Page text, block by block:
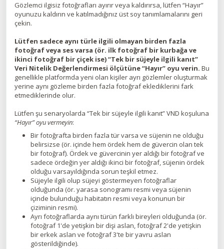
Gözlemci ilgisiz fotoğrafları ayırır veya kaldırırsa, lütfen “Hayır”
oyunuzu kaldırın ve katılmadığınız üst soy tanımlamalarını geri
çekin.
Lütfen sadece aynı türle ilgili olmayan birden fazla
fotoğraf veya ses varsa (ör. ilk fotoğraf bir kurbağa ve
ikinci fotoğraf bir çiçek ise) “Tek bir süjeyle ilgili kanıt”
Veri Nitelik Değerlendirmesi ölçütüne “Hayır” oyu verin. Bu
genellikle platformda yeni olan kişiler ayrı gözlemler oluşturmak
yerine aynı gözleme birden fazla fotoğraf eklediklerini fark
etmediklerinde olur.
Lütfen şu senaryolarda “Tek bir süjeyle ilgili kanıt” VND koşuluna
“Hayır” oyu vermeyin:
Bir fotoğrafta birden fazla tür varsa ve süjenin ne olduğu
belirsizse (ör. içinde hem ördek hem de güvercin olan tek
bir fotoğraf). Ördek ve güvercinin yer aldığı bir fotoğraf ve
sadece ördeğin yer aldığı ikinci bir fotoğraf, süjenin ördek
olduğu varsayıldığında sorun teşkil etmez.
Süjeyle ilgili olup süjeyi göstermeyen fotoğraflar
olduğunda (ör. yarasa sonogramı resmi veya süjenin
içinde bulunduğu habitatın resmi veya konunun bir
çiziminin resmi).
Ayrı fotoğraflarda aynı türün farklı bireyleri olduğunda (ör.
fotoğraf 1'de yetişkin bir dişi aslan, fotoğraf 2'de yetişkin
bir erkek aslan ve fotoğraf 3'te bir yavru aslan
gösterildiğinde).